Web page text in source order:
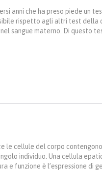
anni che ha preso piede un
rispetto agli altri test della
sangue materno. Di questo
le cellule del corpo
individuo. Una cellula
e funzione è l’espressione di